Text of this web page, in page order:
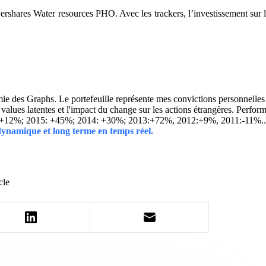
Water resources PHO. Avec les trackers, l’investissement
des Graphs. Le portefeuille représente mes convictions
latentes et l'impact du change sur les actions étrangères.
2015: +45%; 2014: +30%; 2013:+72%, 2012:+9%, 2011:-
et long terme en temps réel.